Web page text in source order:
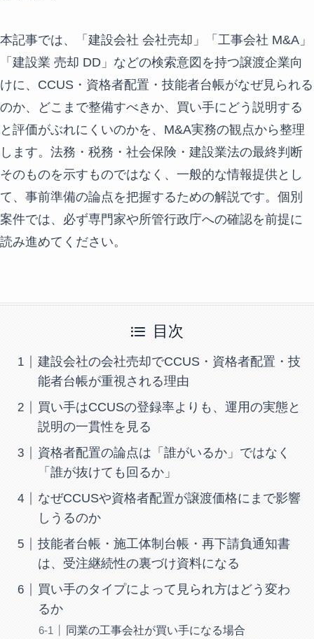
本記事では、「建設会社 会社売却」「工事会社 M&A」
「建設業 売却 DD」などの検索意図を持つ譲渡企業向
けに、CCUS・資格者配置・技能者台帳がなぜ見られる
のか、どこまで整備すべきか、買い手にどう説明する
と評価がぶれにくいのかを、M&A実務の観点から整理
します。法務・税務・社会保険・建設業法の最終判断
そのものを示すものではなく、一般的な情報提供とし
て、事前準備の論点を把握するための解説です。個別
案件では、必ず専門家や所管行政庁への確認を前提に
読み進めてください。
目次
建設会社の会社売却でCCUS・資格者配置・技
能者台帳が重視される理由
買い手はCCUSの登録率よりも、運用の実態と
説明の一貫性を見る
資格者配置の論点は「誰がいるか」ではなく
「誰が抜けても回るか」
なぜCCUSや資格者配置が譲渡価格にまで影響
しうるのか
技能者台帳・施工体制台帳・再下請負通知書
は、受注継続性の裏づけ資料になる
買い手のタイプによって見られ方はどう変わ
るか
同業の工事会社が買い手になる場合